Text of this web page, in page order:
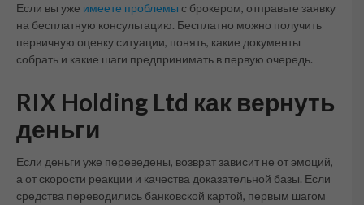
Если вы уже имеете проблемы с брокером, отправьте заявку
на бесплатную консультацию. Бесплатно можно получить
первичную оценку ситуации, понять, какие документы
собрать и какие шаги предпринимать в первую очередь.
RIX Holding Ltd как вернуть
деньги
Если деньги уже переведены, возврат зависит не от эмоций,
а от скорости реакции и качества доказательной базы. Если
средства переводились банковской картой, первым шагом